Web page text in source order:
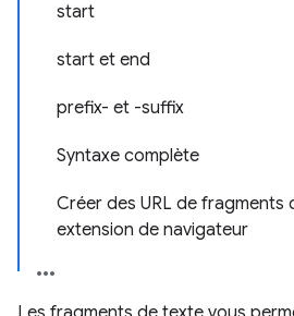
start
start et end
prefix- et -suffix
Syntaxe complète
Créer des URL de fragments
extension de navigateur